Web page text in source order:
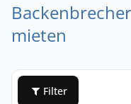
mieten
Filter